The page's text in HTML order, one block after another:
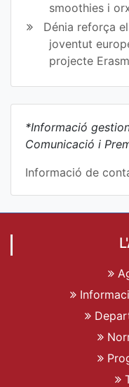
smoothies i
Dénia reforça
joventut
projecte
*Informació
Comunicació i
Informació de